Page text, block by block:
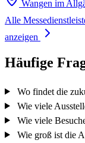
Wangen im
Alle
anzeigen
Häufige
Wo findet die
Wie viele
Wie viele
Wie groß ist die